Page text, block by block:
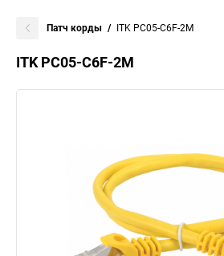
Патч корды ITK PC05-C6F-2M
ITK PC05-C6F-2M